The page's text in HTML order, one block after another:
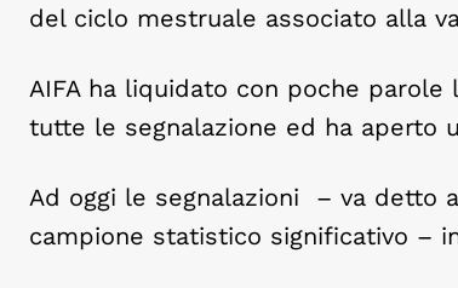
del ciclo mestruale associato alla
AIFA ha liquidato con poche
tutte le segnalazione ed ha aperto
Ad oggi le segnalazioni – va detto
campione statistico significativo –